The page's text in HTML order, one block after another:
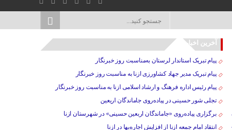
آخرین اخبار
پیام تبریک استاندار لرستان به‌مناسبت روز خبرنگار
پیام تبریک مدیر جهاد کشاورزی ازنا به مناسبت روز خبرنگار
پیام رئیس اداره فرهنگ و ارشاد اسلامی ازنا به مناسبت روز خبرنگار
تجلی شور حسینی در پیاده‌روی جاماندگان اربعین
برگزاری پیاده‌روی «جاماندگان اربعین حسینی» در شهرستان ازنا
انتقاد امام جمعه ازنا از افزایش اجاره‌بها در ازنا